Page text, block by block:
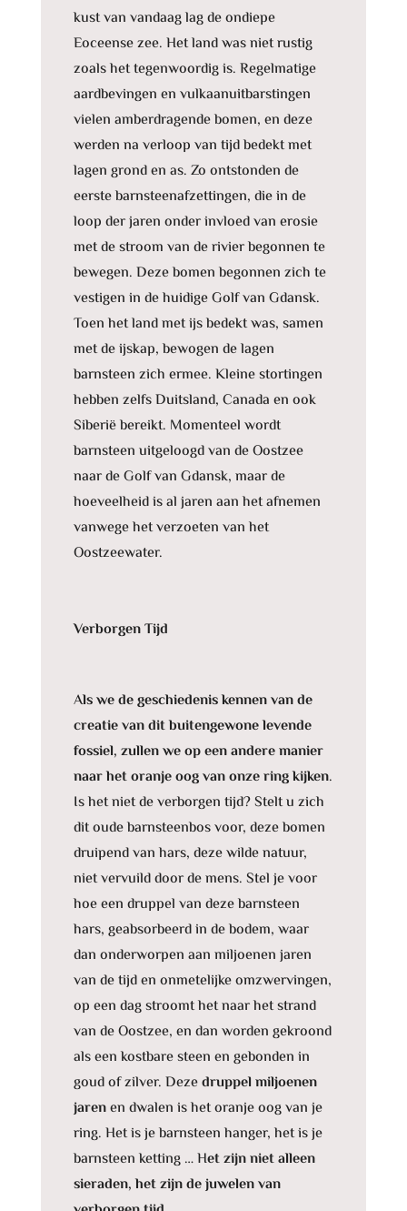
kust van vandaag lag de ondiepe
Eoceense zee. Het land was niet rustig
zoals het tegenwoordig is. Regelmatige
aardbevingen en vulkaanuitbarstingen
vielen amberdragende bomen, en deze
werden na verloop van tijd bedekt met
lagen grond en as. Zo ontstonden de
eerste barnsteenafzettingen, die in de
loop der jaren onder invloed van erosie
met de stroom van de rivier begonnen te
bewegen. Deze bomen begonnen zich te
vestigen in de huidige Golf van Gdansk.
Toen het land met ijs bedekt was, samen
met de ijskap, bewogen de lagen
barnsteen zich ermee. Kleine stortingen
hebben zelfs Duitsland, Canada en ook
Siberië bereikt. Momenteel wordt
barnsteen uitgeloogd van de Oostzee
naar de Golf van Gdansk, maar de
hoeveelheid is al jaren aan het afnemen
vanwege het verzoeten van het
Oostzeewater.
Verborgen Tijd
Als we de geschiedenis kennen van de
creatie van dit buitengewone levende
fossiel, zullen we op een andere manier
naar het oranje oog van onze ring kijken.
Is het niet de verborgen tijd? Stelt u zich
dit oude barnsteenbos voor, deze bomen
druipend van hars, deze wilde natuur,
niet vervuild door de mens. Stel je voor
hoe een druppel van deze barnsteen
hars, geabsorbeerd in de bodem, waar
dan onderworpen aan miljoenen jaren
van de tijd en onmetelijke omzwervingen,
op een dag stroomt het naar het strand
van de Oostzee, en dan worden gekroond
als een kostbare steen en gebonden in
goud of zilver. Dezedruppel miljoenen
jarenen dwalen is het oranje oog van je
ring. Het is je barnsteen hanger, het is je
barnsteen ketting … Het zijn niet alleen
sieraden, het zijn de juwelen van